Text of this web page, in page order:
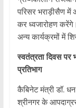
परिसर भराड़ीसैण में
कर ध्वजारोहण
अन्य कार्यक्रमों में
स्वतंत्रता दिवस पर
प्रतिभाग
कैबिनेट मंत्री डॉ.
श्रीनगर के